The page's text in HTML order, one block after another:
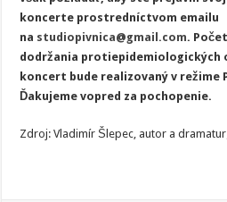
koncerte prostredníctvom emailu
na studiopivnica@gmail.com.
dodržania protiepidemiologických
koncert bude realizovaný v režime
Ďakujeme vopred za pochopenie.
Zdroj: Vladimír Šlepec, autor a